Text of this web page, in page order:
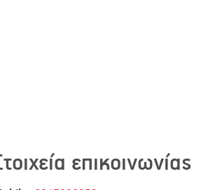
επικοινωνίας